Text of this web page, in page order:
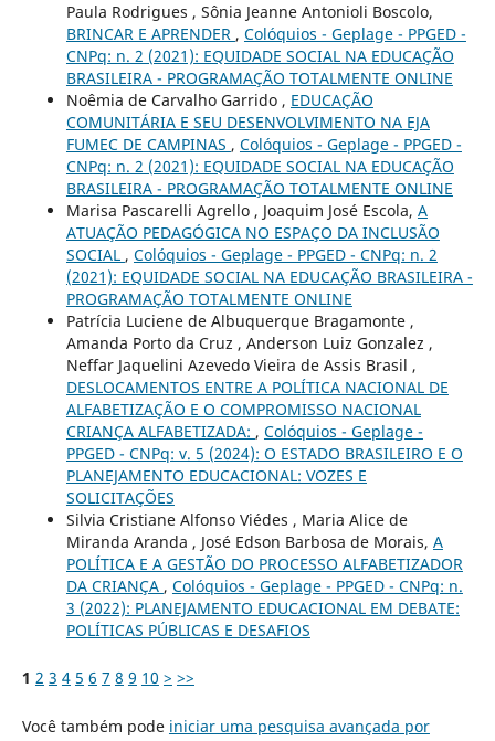
Paula Rodrigues , Sônia Jeanne Antonioli Boscolo,
BRINCAR E APRENDER , Colóquios - Geplage - PPGED -
CNPq: n. 2 (2021): EQUIDADE SOCIAL NA EDUCAÇÃO
BRASILEIRA - PROGRAMAÇÃO TOTALMENTE ONLINE
Noêmia de Carvalho Garrido , EDUCAÇÃO
COMUNITÁRIA E SEU DESENVOLVIMENTO NA EJA
FUMEC DE CAMPINAS , Colóquios - Geplage - PPGED -
CNPq: n. 2 (2021): EQUIDADE SOCIAL NA EDUCAÇÃO
BRASILEIRA - PROGRAMAÇÃO TOTALMENTE ONLINE
Marisa Pascarelli Agrello , Joaquim José Escola, A
ATUAÇÃO PEDAGÓGICA NO ESPAÇO DA INCLUSÃO
SOCIAL , Colóquios - Geplage - PPGED - CNPq: n. 2
(2021): EQUIDADE SOCIAL NA EDUCAÇÃO BRASILEIRA -
PROGRAMAÇÃO TOTALMENTE ONLINE
Patrícia Luciene de Albuquerque Bragamonte ,
Amanda Porto da Cruz , Anderson Luiz Gonzalez ,
Neffar Jaquelini Azevedo Vieira de Assis Brasil ,
DESLOCAMENTOS ENTRE A POLÍTICA NACIONAL DE
ALFABETIZAÇÃO E O COMPROMISSO NACIONAL
CRIANÇA ALFABETIZADA: , Colóquios - Geplage -
PPGED - CNPq: v. 5 (2024): O ESTADO BRASILEIRO E O
PLANEJAMENTO EDUCACIONAL: VOZES E
SOLICITAÇÕES
Silvia Cristiane Alfonso Viédes , Maria Alice de
Miranda Aranda , José Edson Barbosa de Morais, A
POLÍTICA E A GESTÃO DO PROCESSO ALFABETIZADOR
DA CRIANÇA , Colóquios - Geplage - PPGED - CNPq: n.
3 (2022): PLANEJAMENTO EDUCACIONAL EM DEBATE:
POLÍTICAS PÚBLICAS E DESAFIOS
1 2 3 4 5 6 7 8 9 10 > >>
Você também pode iniciar uma pesquisa avançada por